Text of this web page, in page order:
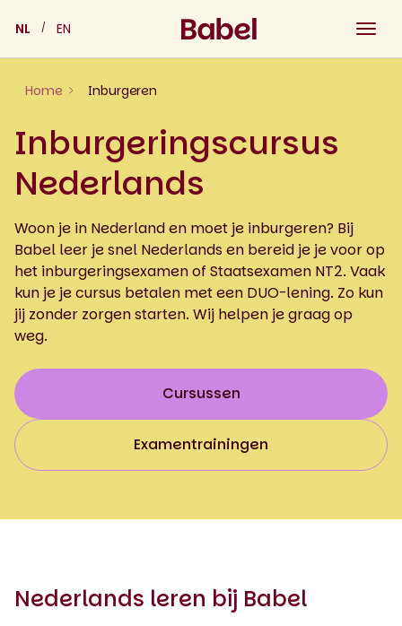
content
NL EN
Home Inburgeren
Inburgeringscursus
Nederlands
Woon je in Nederland en moet je inburgeren? Bij
Babel leer je snel Nederlands en bereid je je voor op
het inburgeringsexamen of Staatsexamen NT2. Vaak
kun je je cursus betalen met een DUO-lening. Zo kun
jij zonder zorgen starten. Wij helpen je graag op
weg.
Cursussen
Examentrainingen
Nederlands leren bij Babel